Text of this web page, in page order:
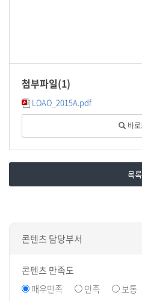
첨부파일(1)
LOAO_2015A.pdf
바로
목록
콘텐츠 담당부서
콘텐츠 만족도
매우만족
만족 보통